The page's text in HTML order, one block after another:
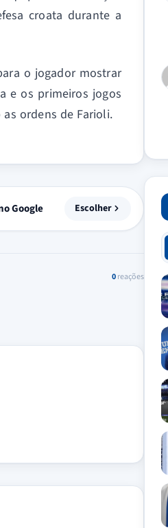
croata durante a
o jogador mostrar
e os primeiros jogos
ordens de Farioli.
Google Escolher
0reações